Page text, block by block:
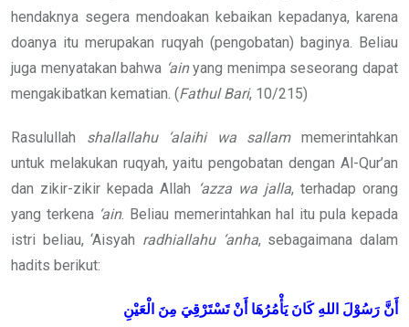
hendaknya segera mendoakan kebaikan kepadanya, karena
doanya itu merupakan ruqyah (pengobatan) baginya. Beliau
juga menyatakan bahwa ‘ainyang menimpa seseorang dapat
mengakibatkan kematian. (Fathul Bari, 10/215)
Rasulullah shallallahu ‘alaihi wa sallammemerintahkan
untuk melakukan ruqyah, yaitu pengobatan dengan Al-Qur’an
dan zikir-zikir kepada Allah
‘azza wa jalla, terhadap orang
yang terkena ‘ain. Beliau memerintahkan hal itu pula kepada
istri beliau, ‘Aisyah radhiallahu ‘anha, sebagaimana dalam
hadits berikut:
أَنَّ رَسُوْلَ اللهِ كَانَ يَأْمُرُهَا أَنْ تَسْتَرْقِيَ مِنَ الْعَيْنِ